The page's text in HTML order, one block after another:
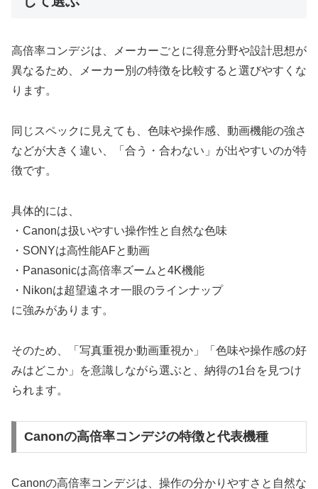
高倍率コンデジは、メーカーごとに得意分野や設計思想が
異なるため、メーカー別の特徴を比較すると選びやすくな
ります。
同じスペックに見えても、色味や操作感、動画機能の強さ
などが大きく違い、「合う・合わない」が出やすいのが特
徴です。
具体的には、
・Canonは扱いやすい操作性と自然な色味
・SONYは高性能AFと動画
・Panasonicは高倍率ズームと4K機能
・Nikonは超望遠ネオ一眼のラインナップ
に強みがあります。
そのため、「写真重視か動画重視か」「色味や操作感の好
みはどこか」を意識しながら選ぶと、納得の1台を見つけ
られます。
Canonの高倍率コンデジの特徴と代表機種
Canonの高倍率コンデジは、操作の分かりやすさと自然な